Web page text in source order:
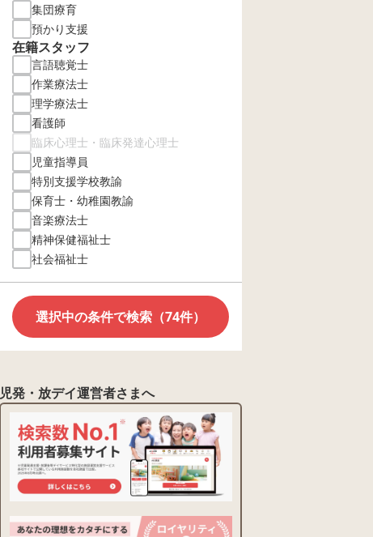
集団療育
預かり支援
在籍スタッフ
言語聴覚士
作業療法士
理学療法士
看護師
臨床心理士・臨床発達心理士
児童指導員
特別支援学校教諭
保育士・幼稚園教諭
音楽療法士
精神保健福祉士
社会福祉士
選択中の条件で検索（74件）
児発・放デイ運営者さまへ